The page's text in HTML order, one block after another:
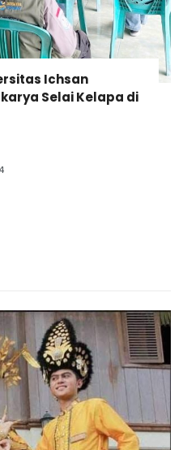
Ichsan
Selai Kelapa di